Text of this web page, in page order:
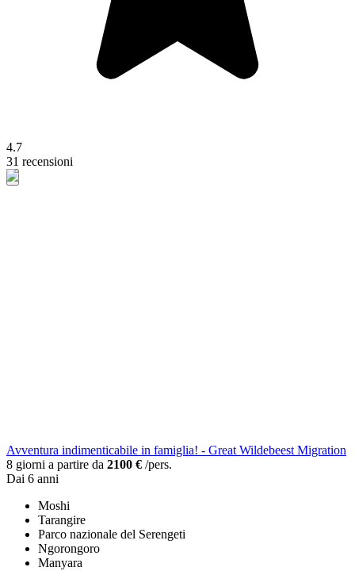
4.7
31 recensioni
Avventura indimenticabile in famiglia! - Great Wildebeest Migration
8 giorni a partire da 2100 € /pers.
Dai 6 anni
Moshi
Tarangire
Parco nazionale del Serengeti
Ngorongoro
Manyara